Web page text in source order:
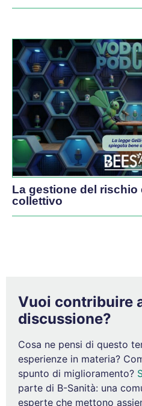
La gestione del rischio
collettivo
Vuoi contribuire
discussione?
Cosa ne pensi di questo
esperienze in materia?
spunto di miglioramento?
parte di B-Sanità: una
esperte che mettono